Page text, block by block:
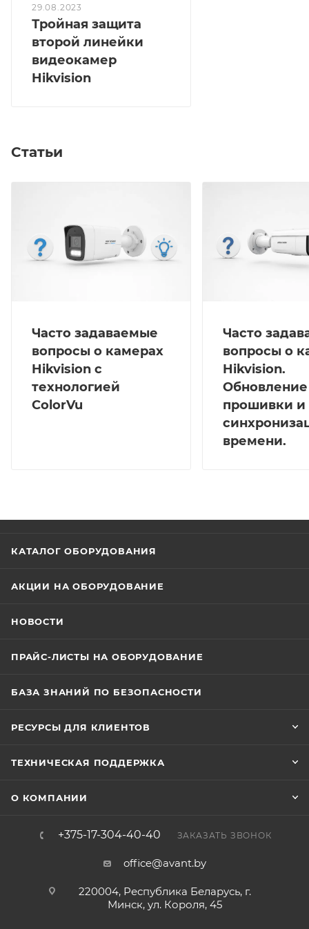
29.08.2023
Тройная защита
второй линейки
видеокамер
Hikvision
Статьи
Часто задаваемые
вопросы о камерах
Hikvision с
технологией
ColorVu
Часто
вопросы о
Hikvision.
Обновление
прошивки и
времени.
КАТАЛОГ ОБОРУДОВАНИЯ
АКЦИИ НА ОБОРУДОВАНИЕ
НОВОСТИ
ПРАЙС-ЛИСТЫ НА ОБОРУДОВАНИЕ
БАЗА ЗНАНИЙ ПО БЕЗОПАСНОСТИ
РЕСУРСЫ ДЛЯ КЛИЕНТОВ
ТЕХНИЧЕСКАЯ ПОДДЕРЖКА
О КОМПАНИИ
+375-17-304-40-40 ЗАКАЗАТЬ ЗВОНОК
office@avant.by
220004, Республика Беларусь, г.
Минск, ул. Короля, 45